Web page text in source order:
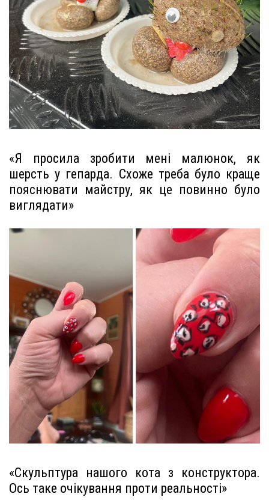
«Я просила зробити мені малюнок, як
шерсть у гепарда. Схоже треба було краще
пояснювати майстру, як це повинно було
виглядати»
«Скульптура нашого кота з конструктора.
Ось таке очікування проти реальності»